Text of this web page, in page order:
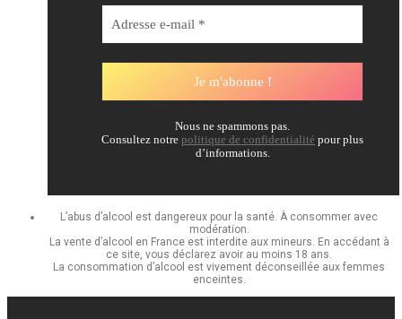
Nous ne spammons pas.
Consultez notre politique de confidentialité pour plus
d’informations.
L’abus d’alcool est dangereux pour la santé. À consommer avec
modération.
La vente d’alcool en France est interdite aux mineurs. En accédant à
ce site, vous déclarez avoir au moins 18 ans.
La consommation d’alcool est vivement déconseillée aux femmes
enceintes.